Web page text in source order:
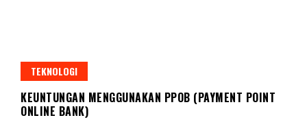
TEKNOLOGI
KEUNTUNGAN MENGGUNAKAN PPOB (PAYMENT POINT
ONLINE BANK)